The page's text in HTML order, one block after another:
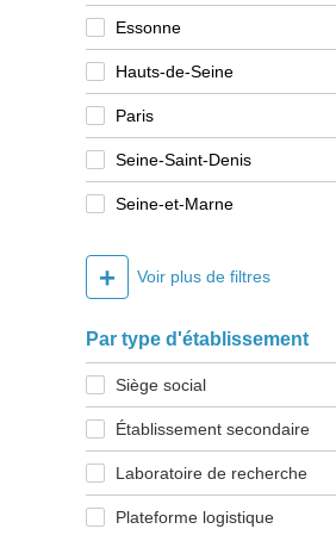
Essonne
Hauts-de-Seine
Paris
Seine-Saint-Denis
Seine-et-Marne
+ Voir plus de filtres
Par type d'établissement
Siège social
Établissement secondaire
Laboratoire de recherche
Plateforme logistique